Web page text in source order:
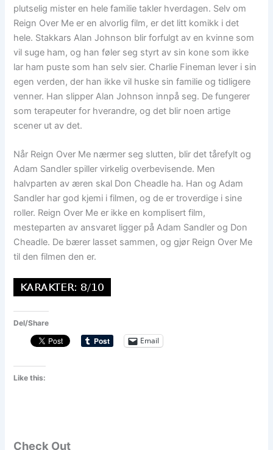
plutselig mister en hele familie takler hverdagen. Selv om
Reign Over Me er en alvorlig film, er det litt komikk i det
hele. Stakkars Alan Johnson blir forfulgt av en kvinne som
vil suge ham, og han føler seg styrt av sin kone som ikke
lar ham puste som han selv sier. Charlie Fineman lever i sin
egen verden, der han ikke vil huske sin familie og tidligere
venner. Han slipper Alan Johnson innpå seg. De fungerer
som terapeuter for hverandre, og det blir noen artige
scener ut av det.
Når Reign Over Me nærmer seg slutten, blir det tårefylt og
Adam Sandler spiller virkelig overbevisende. Men
halvparten av æren skal Don Cheadle ha. Han og Adam
Sandler har god kjemi i filmen, og de er troverdige i sine
roller. Reign Over Me er ikke en komplisert film,
mesteparten av ansvaret ligger på Adam Sandler og Don
Cheadle. De bærer lasset sammen, og gjør Reign Over Me
til den filmen den er.
Del/Share
Email
Like this:
Check Out